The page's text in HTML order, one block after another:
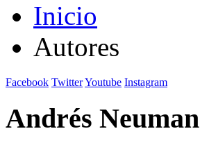
Inicio
Autores
Facebook TwitterYoutube Instagram
Andrés Neuman